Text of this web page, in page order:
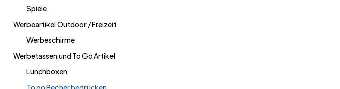
Spiele
Werbeartikel Outdoor / Freizeit
Werbeschirme
Werbetassen und To Go Artikel
Lunchboxen